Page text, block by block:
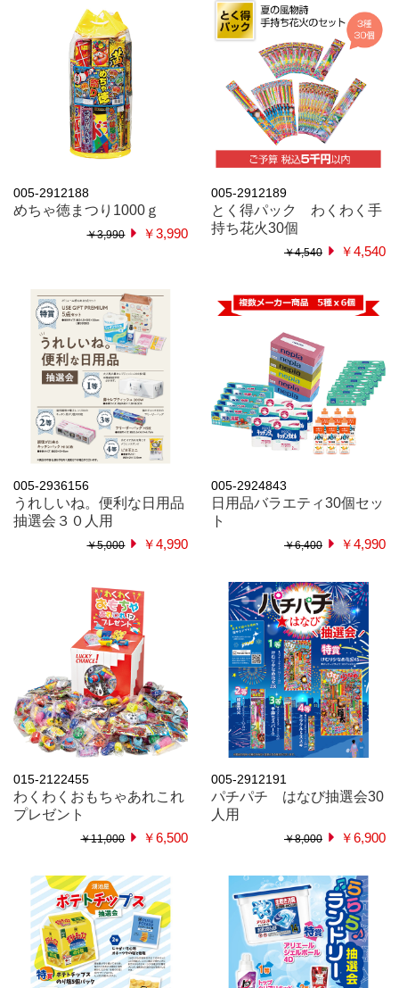
005-2912188
めちゃ徳まつり1000ｇ
￥3,990 ￥3,990
005-2912189
とく得パック わくわく手
持ち花火30個
￥4,540 ￥4,540
005-2936156
うれしいね。便利な日用品
抽選会３０人用
￥5,000 ￥4,990
005-2924843
日用品バラエティ30個セッ
ト
￥6,400 ￥4,990
015-2122455
わくわくおもちゃあれこれ
プレゼント
￥11,000 ￥6,500
005-2912191
パチパチ はなび抽選会30
人用
￥8,000 ￥6,900